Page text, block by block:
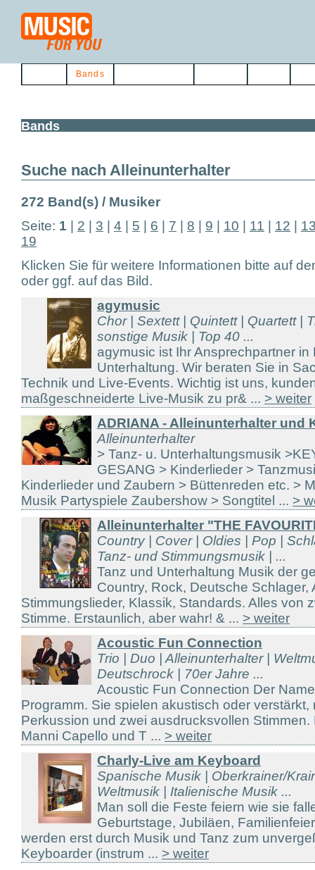
Bands
Bands
Suche nach Alleinunterhalter
272 Band(s) / Musiker
Seite: 1 2 3 4 5 6 7 8 9 10 11 12
19
Klicken Sie für weitere Informationen bitte auf
oder ggf. auf das Bild.
agymusic
Chor | Sextett | Quintett | Quartett |
sonstige Musik | Top 40 ...
agymusic ist Ihr Ansprechpartner
Unterhaltung. Wir beraten Sie in
Technik und Live-Events. Wichtig ist uns,
maßgeschneiderte Live-Musik zu pr& ... > weiter
ADRIANA - Alleinunterhalter und
Alleinunterhalter
> Tanz- u. Unterhaltungsmusik
GESANG > Kinderlieder >
Kinderlieder und Zaubern > Büttenreden etc. >
Musik Partyspiele Zaubershow > Songtitel ... >
Alleinunterhalter "THE
Country | Cover | Oldies | Pop |
Tanz- und Stimmungsmusik | ...
Tanz und Unterhaltung Musik der
Country, Rock, Deutsche Schlager,
Stimmungslieder, Klassik, Standards. Alles von
Stimme. Erstaunlich, aber wahr! & ... > weiter
Acoustic Fun Connection
Trio | Duo | Alleinunterhalter |
Deutschrock | 70er Jahre ...
Acoustic Fun Connection Der
Programm. Sie spielen akustisch oder verstärkt,
Perkussion und zwei ausdrucksvollen
Manni Capello und T ... > weiter
Charly-Live am Keyboard
Spanische Musik | Oberkrainer/
Weltmusik | Italienische Musik ...
Man soll die Feste feiern wie sie
Geburtstage, Jubiläen,
werden erst durch Musik und Tanz zum
Keyboarder (instrum ... > weiter